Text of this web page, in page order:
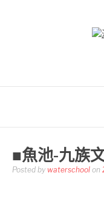
■魚池-九族
Posted by waterschool on